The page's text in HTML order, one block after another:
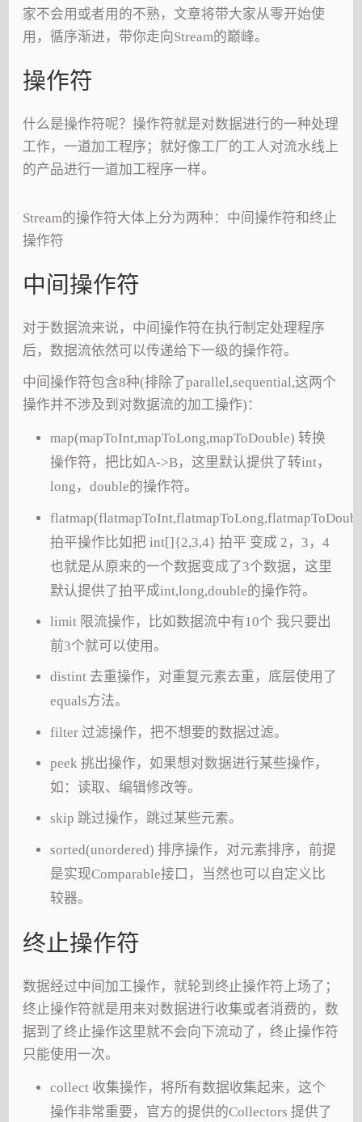
家不会用或者用的不熟，文章将带大家从零开始使
用，循序渐进，带你走向Stream的巅峰。
操作符
什么是操作符呢？操作符就是对数据进行的一种处理
工作，一道加工程序；就好像工厂的工人对流水线上
的产品进行一道加工程序一样。
Stream的操作符大体上分为两种：中间操作符和终止
操作符
中间操作符
对于数据流来说，中间操作符在执行制定处理程序
后，数据流依然可以传递给下一级的操作符。
中间操作符包含8种(排除了parallel,sequential,这两个
操作并不涉及到对数据流的加工操作)：
map(mapToInt,mapToLong,mapToDouble) 转换
操作符，把比如A->B，这里默认提供了转int，
long，double的操作符。
拍平操作比如把 int[]{2,3,4} 拍平 变成 2，3，4
也就是从原来的一个数据变成了3个数据，这里
默认提供了拍平成int,long,double的操作符。
limit 限流操作，比如数据流中有10个 我只要出
前3个就可以使用。
distint 去重操作，对重复元素去重，底层使用了
equals方法。
filter 过滤操作，把不想要的数据过滤。
peek 挑出操作，如果想对数据进行某些操作，
如：读取、编辑修改等。
skip 跳过操作，跳过某些元素。
sorted(unordered) 排序操作，对元素排序，前提
是实现Comparable接口，当然也可以自定义比
较器。
终止操作符
数据经过中间加工操作，就轮到终止操作符上场了；
终止操作符就是用来对数据进行收集或者消费的，数
据到了终止操作这里就不会向下流动了，终止操作符
只能使用一次。
collect 收集操作，将所有数据收集起来，这个
操作非常重要，官方的提供的Collectors 提供了